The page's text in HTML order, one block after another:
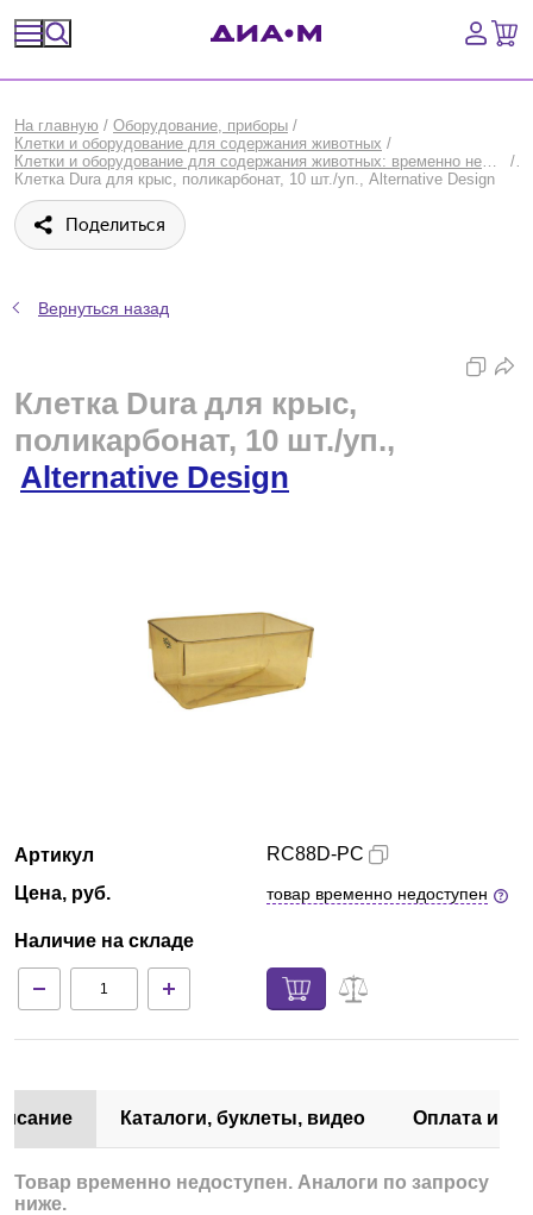
Оборудование, приборы
Расходные материалы, пластик, стекло
Предметный указатель
Войти
Партнеры
Доставка и оплата
Контакты
На главную / Оборудование, приборы /
Клетки и оборудование для содержания животных /
Клетки и оборудование для содержания животных: временно недоступные товары
/
Клетка Dura для крыс, поликарбонат, 10 шт./уп., Alternative Design
Поделиться
Вернуться назад
Клетка Dura для крыс,
поликарбонат, 10 шт./уп.,
Alternative Design
Артикул
Цена, руб.
Наличие на складе
RC88D-PC
товар временно недоступен
Каталоги, буклеты, видео Оплата и
Товар временно недоступен. Аналоги по запросу
ниже.